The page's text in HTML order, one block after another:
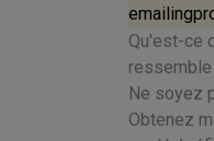
Qu'est-ce
Ne soyez
Obtenez